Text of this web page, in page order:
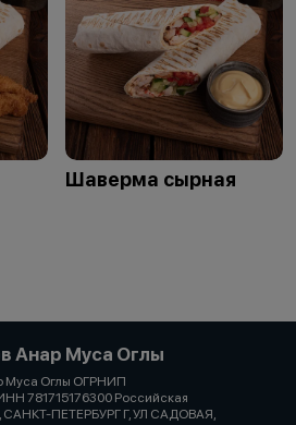
Шаверма сырная
Анар Муса Оглы
Муса Оглы ОГРНИП
781715176300 Российская
САНКТ-ПЕТЕРБУРГ Г, УЛ САДОВАЯ,